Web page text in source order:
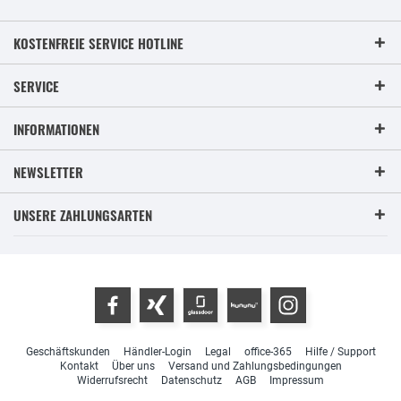
KOSTENFREIE SERVICE HOTLINE
SERVICE
INFORMATIONEN
NEWSLETTER
UNSERE ZAHLUNGSARTEN
Geschäftskunden Händler-Login Legal office-365
Hilfe / Support
Kontakt
Über uns
Versand und Zahlungsbedingungen
Widerrufsrecht
Datenschutz AGB Impressum